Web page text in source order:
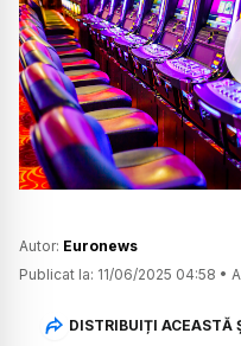
Autor: Euronews
Publicat la: 11/06/2025 04:58 •
DISTRIBUIȚI ACEASTĂ